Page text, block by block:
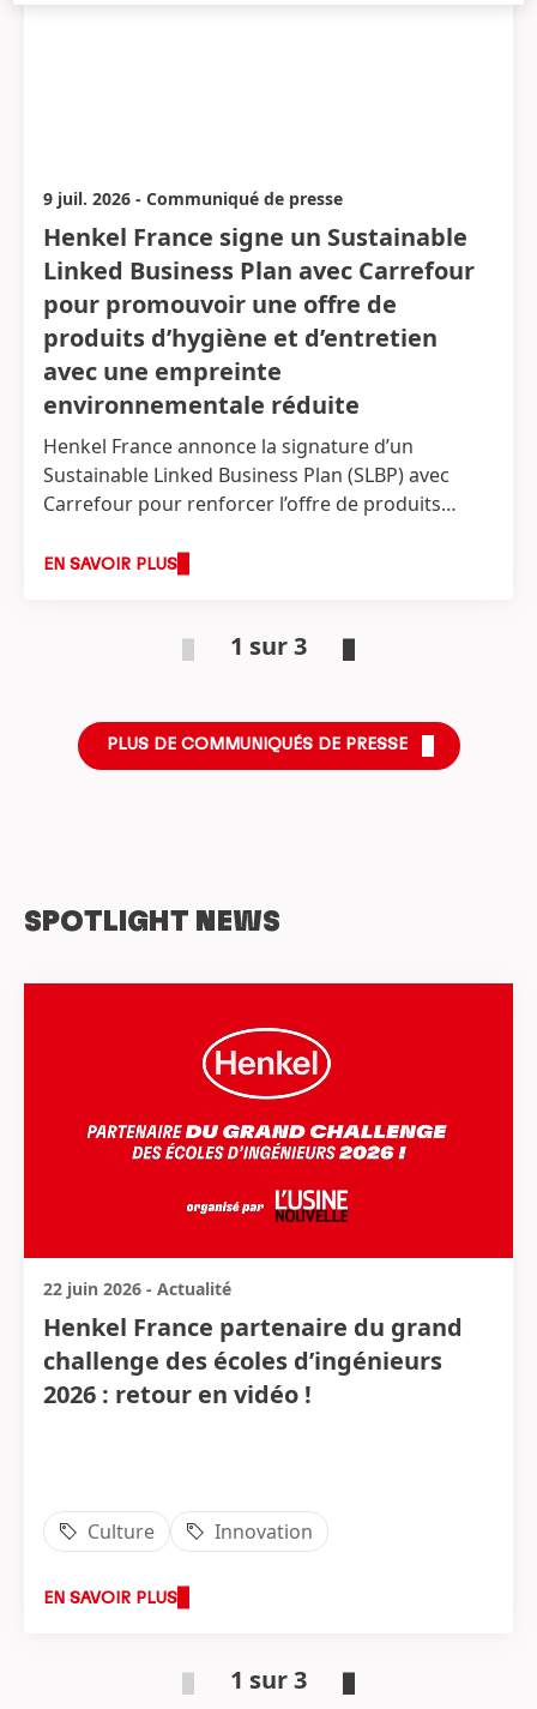
et aux bénéfices en 2026
Prévisions pour l’exercice 2026 : Revue à la
hausse des prévisions de chiffre d'affaires
pour le Groupe et Adhesive Technologies
Croissance organique des ventes : 1,5 à 3,5
%(précédemment : 1,0 à 3,0 %)
Rentabilité ajustée des ventes : 14,5 à 16,0 %
Bénéfice ajusté par action privilégiée
augmentation de l’ordre d’un pourcentage à
un chiffre, dans le bas ou dans le haut de la
fourchette(à taux de change constants)
9 juil. 2026 - Communiqué de presse
Henkel France signe un Sustainable
Linked Business Plan avec Carrefour
pour promouvoir une offre de
produits d’hygiène et d’entretien
avec une empreinte
environnementale réduite
Henkel France annonce la signature d’un
Sustainable Linked Business Plan (SLBP) avec
Carrefour pour renforcer l’offre de produits
environnementale réduite, en agissant sur les
accord extra-financier formalise une trajectoire
EN SAVOIR PLUS
1 sur 3
PLUS DE COMMUNIQUÉS DE PRESSE
SPOTLIGHT NEWS
22 juin 2026 - Actualité
Henkel France partenaire du grand
challenge des écoles d’ingénieurs
2026 : retour en vidéo !
Culture Innovation
EN SAVOIR PLUS
1 sur 3